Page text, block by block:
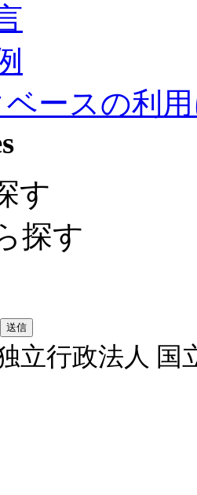
ースの利
す
探す
立行政法人 国